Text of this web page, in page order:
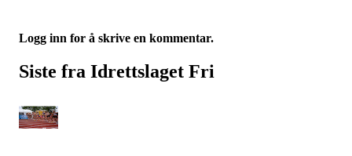
Logg inn for å skrive en kommentar.
Siste fra Idrettslaget Fri